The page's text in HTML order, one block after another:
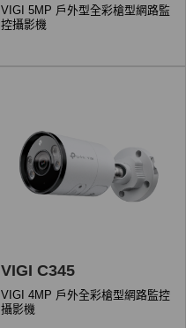
VIGI 5MP 戶外型全彩槍型網路監
控攝影機
VIGI C345
VIGI 4MP 戶外全彩槍型網路監控
攝影機